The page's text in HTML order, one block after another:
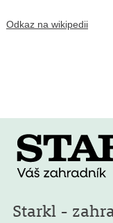
Odkaz na wikipedii
Starkl -